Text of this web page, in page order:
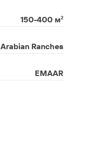
150-400 м²
Arabian Ranches
EMAAR